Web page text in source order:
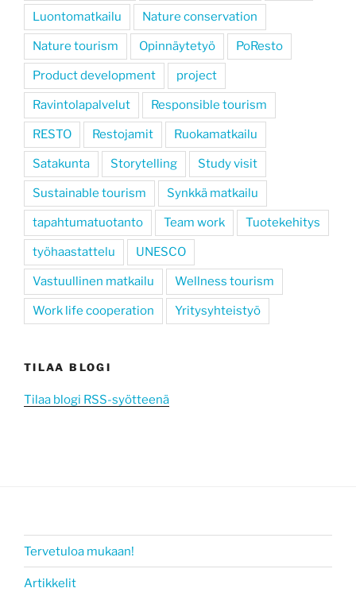
Luontomatkailu Nature conservation
Nature tourism Opinnäytetyö PoResto
Product development project
Ravintolapalvelut Responsible tourism
RESTO Restojamit Ruokamatkailu
Satakunta Storytelling Study visit
Sustainable tourism Synkkä matkailu
tapahtumatuotanto Team work Tuotekehitys
työhaastattelu UNESCO
Vastuullinen matkailu Wellness tourism
Work life cooperation Yritysyhteistyö
TILAA BLOGI
Tilaa blogi RSS-syötteenä
Tervetuloa mukaan!
Artikkelit